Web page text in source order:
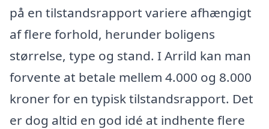
på en tilstandsrapport variere afhængigt
af flere forhold, herunder boligens
størrelse, type og stand. I Arrild kan man
forvente at betale mellem 4.000 og 8.000
kroner for en typisk tilstandsrapport. Det
er dog altid en god idé at indhente flere